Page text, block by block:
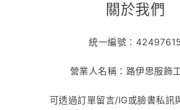
關於我們
統一編號：42497615
營業人名稱：路伊思服飾
可透過訂單留言/IG或臉書私訊